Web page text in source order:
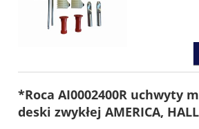
*Roca AI0002400R uchwyty
deski zwykłej AMERICA,